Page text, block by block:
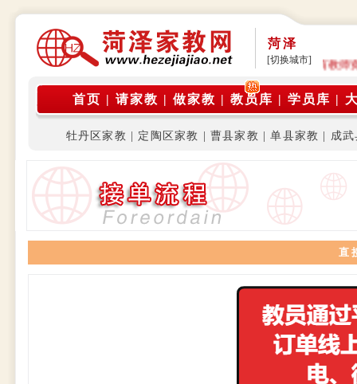
菏泽
[切换城市]
是由在校大学生家教团体运营，旨为在校大学生及研究生（持有教师
首页 | 请家教 | 做家教 | 教员库 | 学员库 |
牡丹区家教 定陶区家教 |曹县家教 |单县家教 成
直